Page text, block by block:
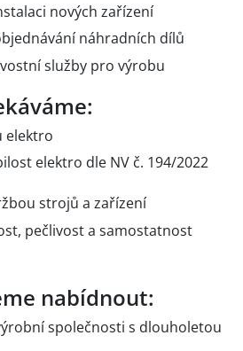
nových zařízení
náhradních dílů
služby pro výrobu
elektro
elektro dle NV č. 194/2022
strojů a zařízení
pečlivost a samostatnost
nabídnout:
společnosti s dlouholetou